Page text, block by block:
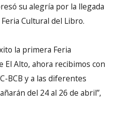
su alegría por la llegada
Cultural del Libro.
la primera Feria
El Alto, ahora recibimos con
BCB y a las diferentes
del 24 al 26 de abril”,